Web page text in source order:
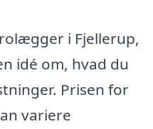
i Fjellerup,
idé om, hvad du
Prisen for
variere